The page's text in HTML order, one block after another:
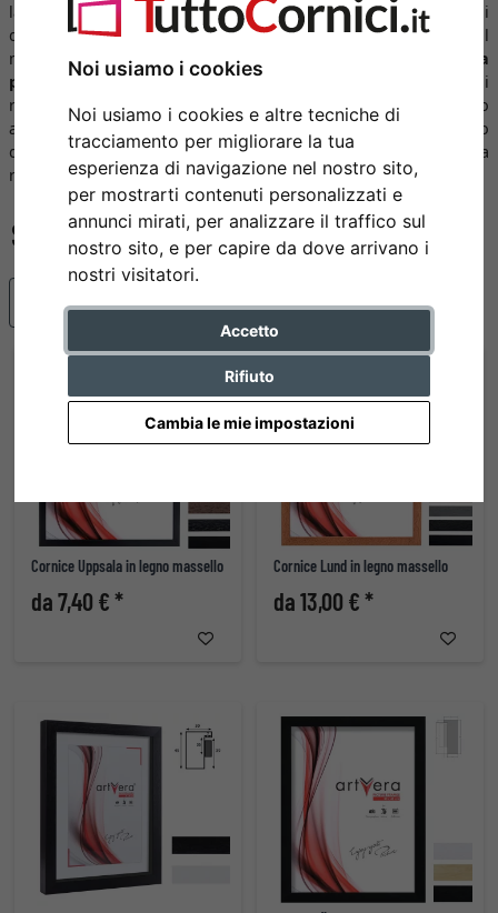
Noi usiamo i cookies
Noi usiamo i cookies e altre tecniche di
tracciamento per migliorare la tua
esperienza di navigazione nel nostro sito,
per mostrarti contenuti personalizzati e
annunci mirati, per analizzare il traffico sul
nostro sito, e per capire da dove arrivano i
nostri visitatori.
Accetto
Rifiuto
Cambia le mie impostazioni
lanciare la nostra propria linea di prodotti. Il fondamento di
questo progetto era il nostro desiderio di distinguerci sul
mercato con prodotti di
grande qualità
a
prezzi contenuti. All’epoca, proprio come oggi, l’idea era di
rimanere fedeli al motto dell’azienda, l’augurio che esprimiamo
ai nostri clienti, “enjoy your picture”, in modo da renderlo
qualcosa di più di una frase da ripetere: un obiettivo da
raggiungere.
Articoli più popolari
Cornice Uppsala in legno massello
da 7,40 € *
Cornice Lund in legno massello
da 13,00 € *